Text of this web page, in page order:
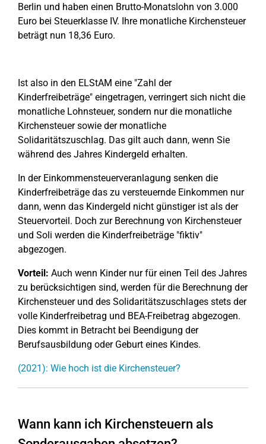
Berlin und haben einen Brutto-Monatslohn von 3.000
Euro bei Steuerklasse IV. Ihre monatliche Kirchensteuer
beträgt nun 18,36 Euro.
Ist also in den ELStAM eine "Zahl der
Kinderfreibeträge" eingetragen, verringert sich nicht die
monatliche Lohnsteuer, sondern nur die monatliche
Kirchensteuer sowie der monatliche
Solidaritätszuschlag. Das gilt auch dann, wenn Sie
während des Jahres Kindergeld erhalten.
In der Einkommensteuerveranlagung senken die
Kinderfreibeträge das zu versteuernde Einkommen nur
dann, wenn das Kindergeld nicht günstiger ist als der
Steuervorteil. Doch zur Berechnung von Kirchensteuer
und Soli werden die Kinderfreibeträge "fiktiv"
abgezogen.
Vorteil: Auch wenn Kinder nur für einen Teil des Jahres
zu berücksichtigen sind, werden für die Berechnung der
Kirchensteuer und des Solidaritätszuschlages stets der
volle Kinderfreibetrag und BEA-Freibetrag abgezogen.
Dies kommt in Betracht bei Beendigung der
Berufsausbildung oder Geburt eines Kindes.
(2021): Wie hoch ist die Kirchensteuer?
Wann kann ich Kirchensteuern als